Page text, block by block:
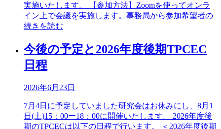
実施いたします。 【参加方法】Zoomを使ってオンラ
イン上で会議を実施します。事務局から参加希望者の
続きを読む
今後の予定と2026年度後期TPCEC
日程
2026年6月23日
7月4日に予定していました研究会はお休みにし、8月1
日(土)15：00ー18：00に開催いたします。 2026年度後
期のTPCECは以下の日程で行います。 ＜2026年度後期